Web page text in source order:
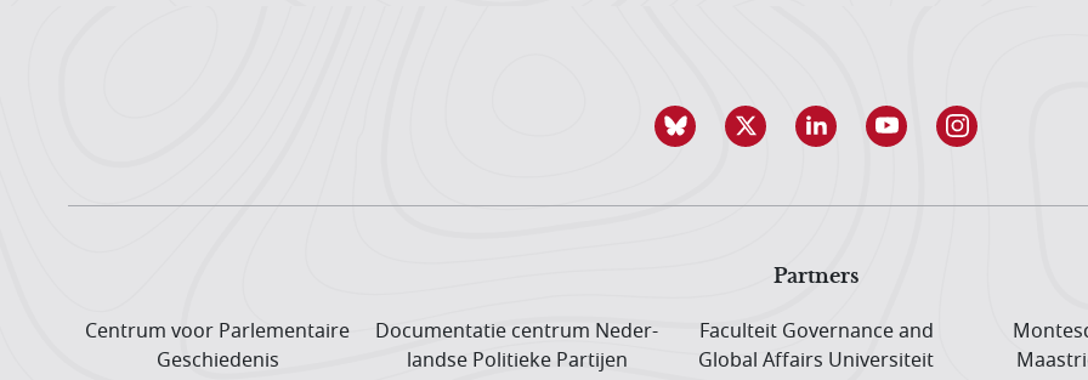
Partners
Centrum voor Parlementaire
Geschiedenis
Documentatie centrum Neder­
landse Politieke Partijen
Faculteit Governance and
Global Affairs Universiteit